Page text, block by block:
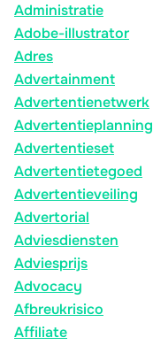
Administratie
Adobe-illustrator
Adres
Advertainment
Advertentienetwerk
Advertentieplanning
Advertentieset
Advertentietegoed
Advertentieveiling
Advertorial
Adviesdiensten
Adviesprijs
Advocacy
Afbreukrisico
Affiliate